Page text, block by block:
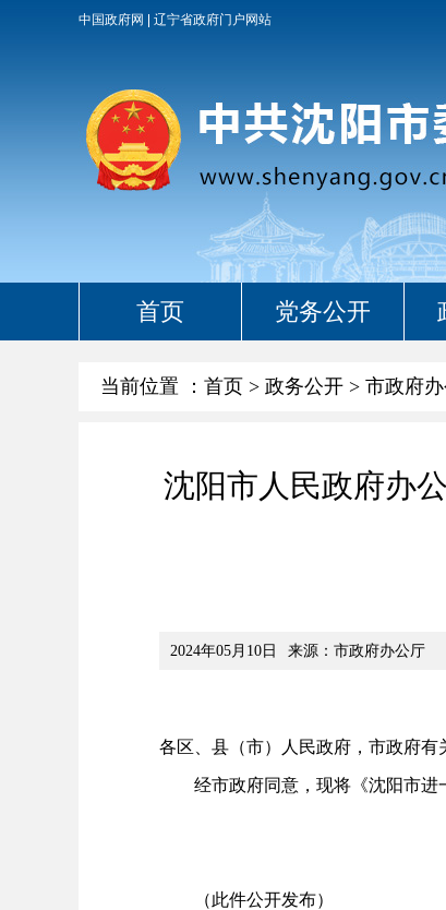
中国政府网 辽宁省政府门户网站
首页 党务公开
当前位置 ： 首页 > 政务公开 > 市政府
沈阳市人民政府办
2024年05月10日 来源：市政府办公厅
各区、县（市）人民政府，市政府有
经市政府同意，现将《沈阳市进
（此件公开发布）